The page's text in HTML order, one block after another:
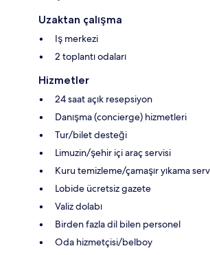
Uzaktan çalışma
Iş merkezi
2 toplantı odaları
Hizmetler
24 saat açık resepsiyon
Danışma (concierge) hizmetleri
Tur/bilet desteği
Limuzin/şehir içi araç servisi
Kuru temizleme/çamaşır yıkama
Lobide ücretsiz gazete
Valiz dolabı
Birden fazla dil bilen personel
Oda hizmetçisi/belboy